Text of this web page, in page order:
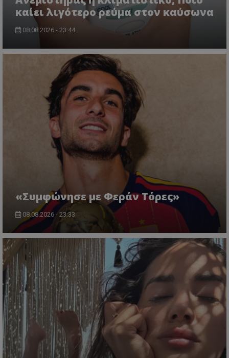
καίει λιγότερο ρεύμα στον καύσωνα
08.08.2026 - 23:44
«Συμφώνησε με Φεράν Τόρες»
08.08.2026 - 23:33